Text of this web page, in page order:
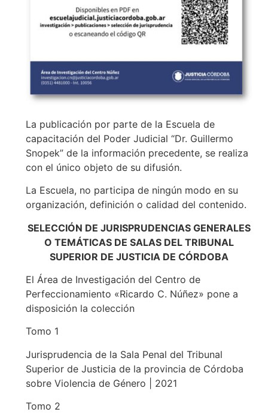
La publicación por parte de la Escuela de
capacitación del Poder Judicial “Dr. Guillermo
Snopek” de la información precedente, se realiza
con el único objeto de su difusión.
La Escuela, no participa de ningún modo en su
organización, definición o calidad del contenido.
SELECCIÓN DE JURISPRUDENCIAS GENERALES
O TEMÁTICAS DE SALAS DEL TRIBUNAL
SUPERIOR DE JUSTICIA DE CÓRDOBA
El Área de Investigación del Centro de
Perfeccionamiento «Ricardo C. Núñez» pone a
disposición la colección
Tomo 1
Jurisprudencia de la Sala Penal del Tribunal
Superior de Justicia de la provincia de Córdoba
sobre Violencia de Género | 2021
Tomo 2